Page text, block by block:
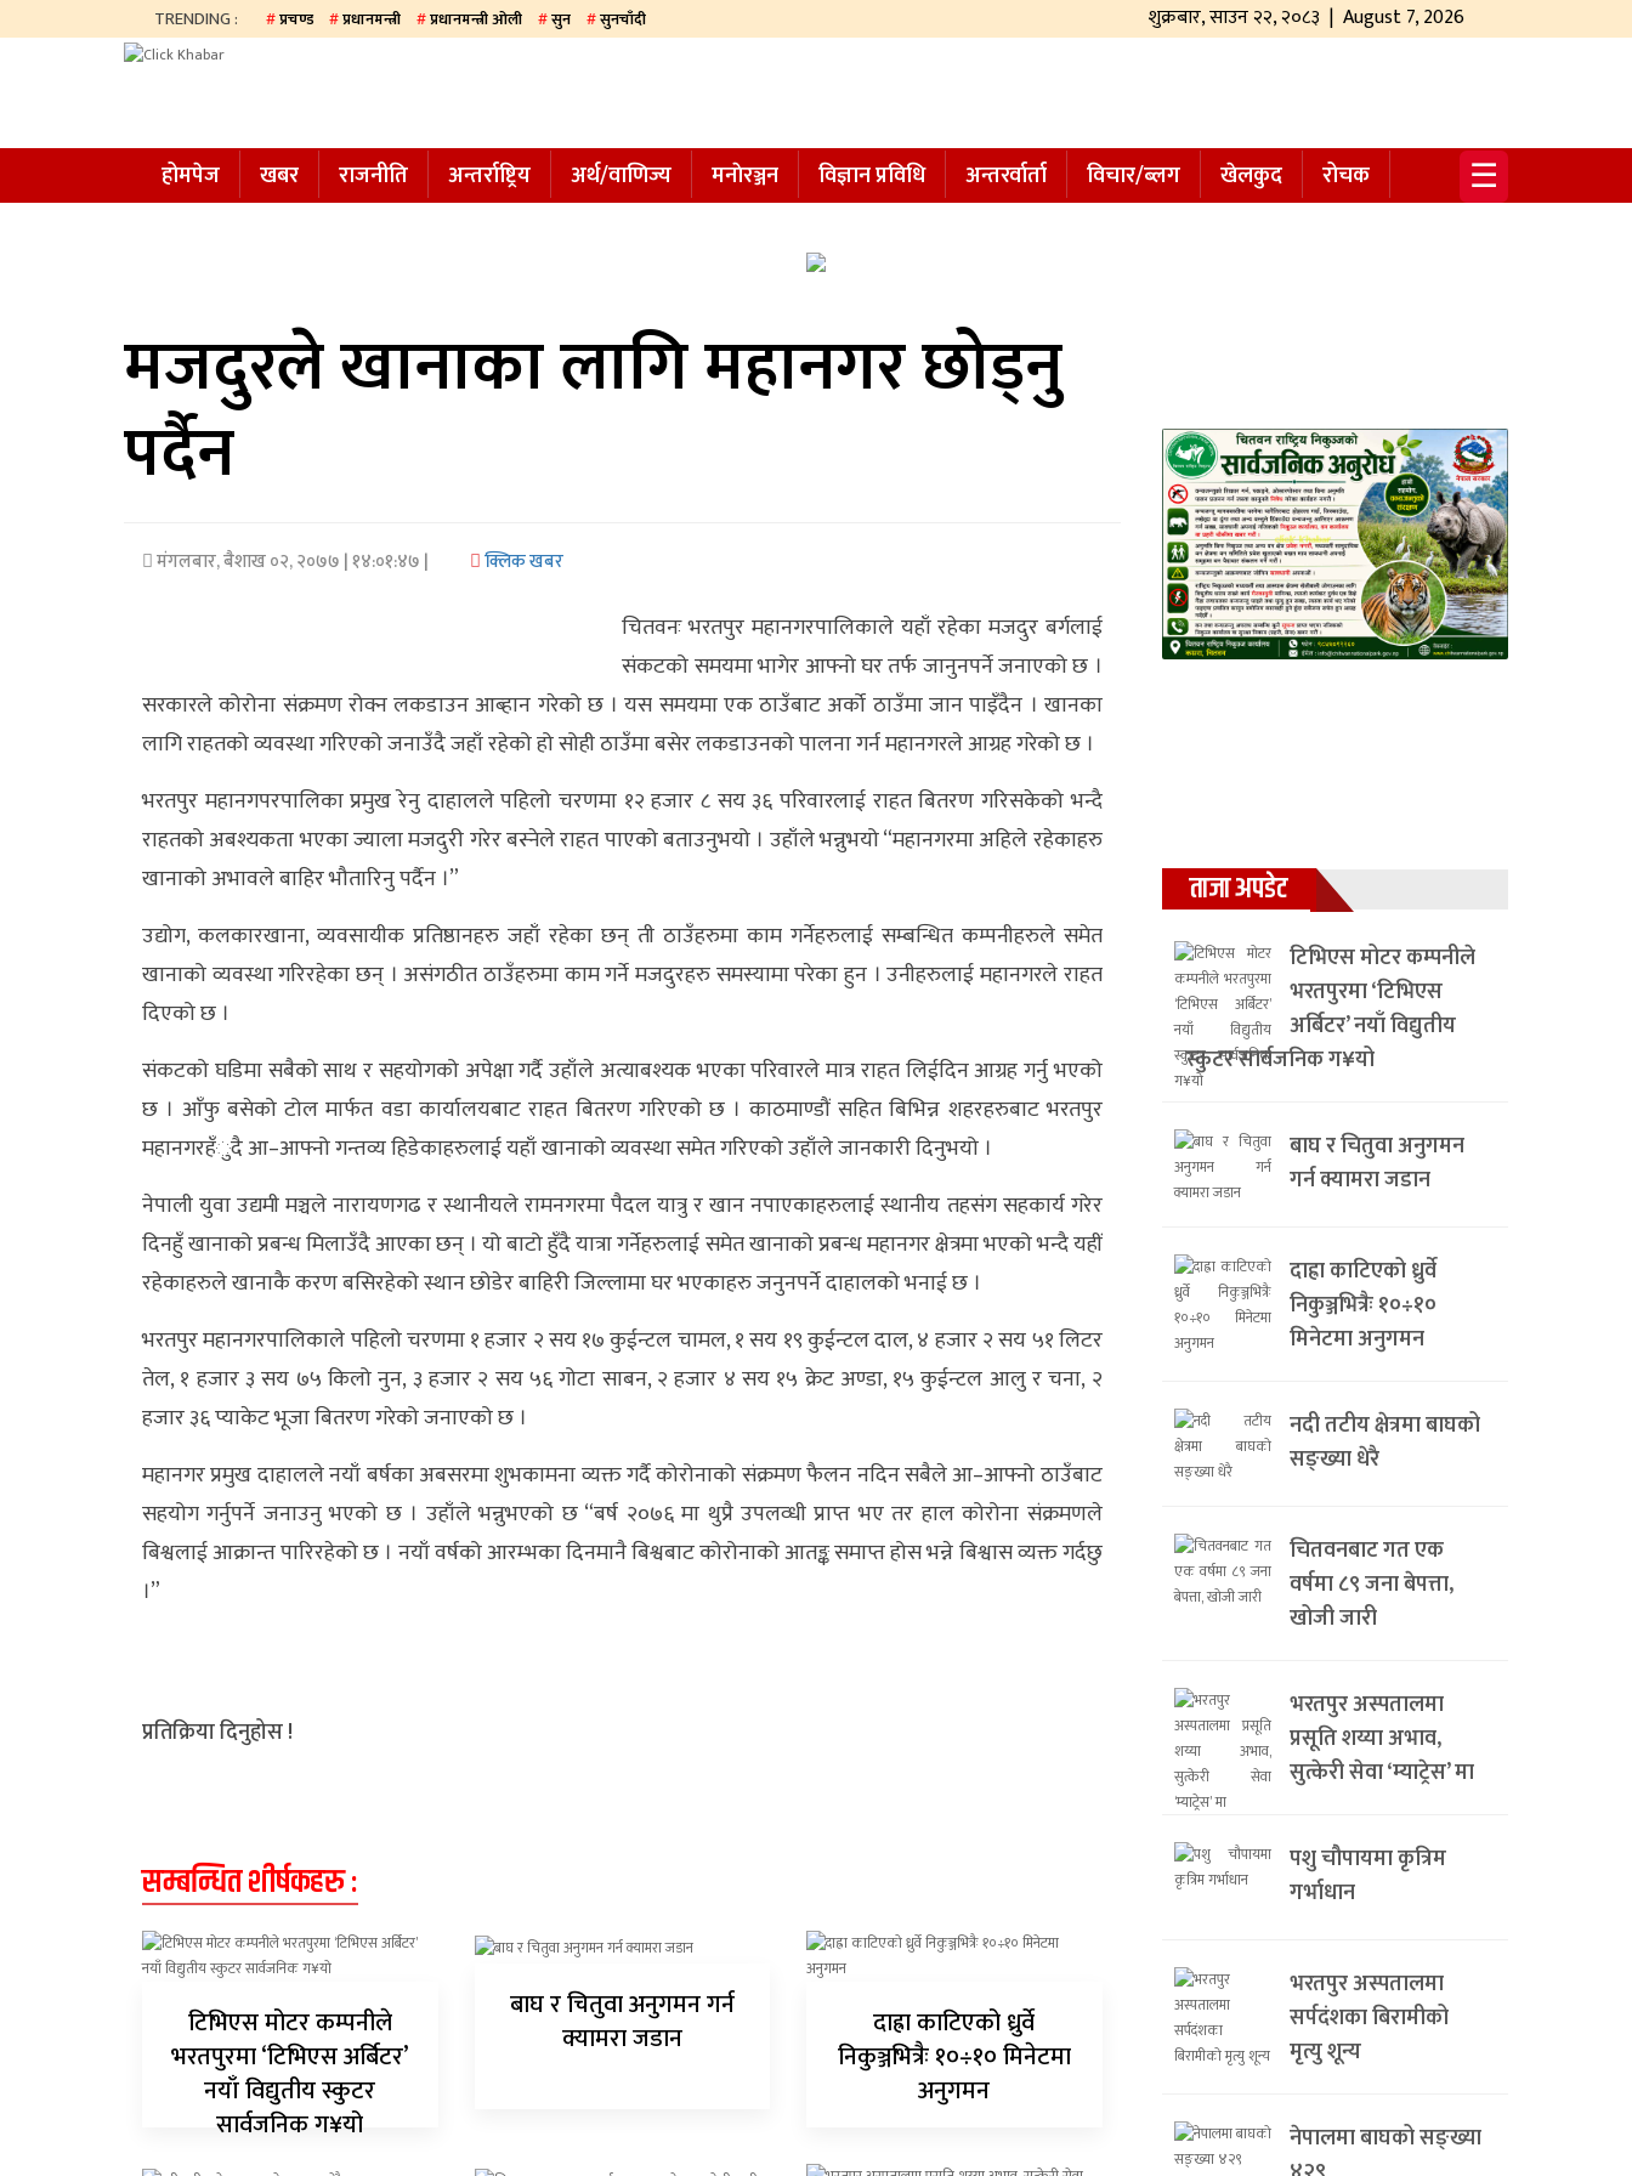
TRENDING : प्रचण्ड प्रधानमन्त्री प्रधानमन्त्री ओली सुन सुनचाँदी शुक्रबार,साउन२२,२०८३ | August 7, 2026
खबर
समाज
सम्पादकीय
☰
होमपेज खबर राजनीति अन्तर्राष्ट्रिय अर्थ/वाणिज्य मनाेरञ्जन विज्ञान प्रविधि अन्तरर्वार्ता विचार/ब्लग खेलकुद
रोचक
मजदुरले खानाका लागि महानगर छोड्नु
पर्दैन
मंगलबार, बैशाख ०२, २०७७ | १४:०१:४७ | क्लिक खबर
चितवनः भरतपुर महानगरपालिकाले यहाँ रहेका मजदुर बर्गलाई
संकटको समयमा भागेर आफ्नो घर तर्फ जानुनपर्ने जनाएको छ ।
सरकारले कोरोना संक्रमण रोक्न लकडाउन आब्हान गरेको छ । यस समयमा एक ठाउँबाट अर्को ठाउँमा जान पाइँदैन । खानका
लागि राहतको व्यवस्था गरिएको जनाउँदै जहाँ रहेको हो सोही ठाउँमा बसेर लकडाउनको पालना गर्न महानगरले आग्रह गरेको छ ।
भरतपुर महानगपरपालिका प्रमुख रेनु दाहालले पहिलो चरणमा १२ हजार ८ सय ३६ परिवारलाई राहत बितरण गरिसकेको भन्दै
राहतको अबश्यकता भएका ज्याला मजदुरी गरेर बस्नेले राहत पाएको बताउनुभयो । उहाँले भन्नुभयो “महानगरमा अहिले रहेकाहरु
खानाको अभावले बाहिर भौतारिनु पर्दैन ।”
उद्योग, कलकारखाना, व्यवसायीक प्रतिष्ठानहरु जहाँ रहेका छन् ती ठाउँहरुमा काम गर्नेहरुलाई सम्बन्धित कम्पनीहरुले समेत
खानाको व्यवस्था गरिरहेका छन् । असंगठीत ठाउँहरुमा काम गर्ने मजदुरहरु समस्यामा परेका हुन । उनीहरुलाई महानगरले राहत
दिएको छ ।
संकटको घडिमा सबैको साथ र सहयोगको अपेक्षा गर्दै उहाँले अत्याबश्यक भएका परिवारले मात्र राहत लिईदिन आग्रह गर्नु भएको
छ । आँफु बसेको टोल मार्फत वडा कार्यालयबाट राहत बितरण गरिएको छ । काठमाण्डौं सहित बिभिन्न शहरहरुबाट भरतपुर
महानगरहँुदै आ–आफ्नो गन्तव्य हिडेकाहरुलाई यहाँ खानाको व्यवस्था समेत गरिएको उहाँले जानकारी दिनुभयो ।
नेपाली युवा उद्यमी मञ्चले नारायणगढ र स्थानीयले रामनगरमा पैदल यात्रु र खान नपाएकाहरुलाई स्थानीय तहसंग सहकार्य गरेर
दिनहुँ खानाको प्रबन्ध मिलाउँदै आएका छन् । यो बाटो हुँदै यात्रा गर्नेहरुलाई समेत खानाको प्रबन्ध महानगर क्षेत्रमा भएको भन्दै यहीं
रहेकाहरुले खानाकै करण बसिरहेको स्थान छोडेर बाहिरी जिल्लामा घर भएकाहरु जनुनपर्ने दाहालको भनाई छ ।
भरतपुर महानगरपालिकाले पहिलो चरणमा १ हजार २ सय १७ कुईन्टल चामल, १ सय १९ कुईन्टल दाल, ४ हजार २ सय ५१ लिटर
तेल, १ हजार ३ सय ७५ किलो नुन, ३ हजार २ सय ५६ गोटा साबन, २ हजार ४ सय १५ क्रेट अण्डा, १५ कुईन्टल आलु र चना, २
हजार ३६ प्याकेट भूजा बितरण गरेको जनाएको छ ।
महानगर प्रमुख दाहालले नयाँ बर्षका अबसरमा शुभकामना व्यक्त गर्दै कोरोनाको संक्रमण फैलन नदिन सबैले आ–आफ्नो ठाउँबाट
सहयोग गर्नुपर्ने जनाउनु भएको छ । उहाँले भन्नुभएको छ “बर्ष २०७६ मा थुप्रै उपलव्धी प्राप्त भए तर हाल कोरोना संक्रमणले
बिश्वलाई आक्रान्त पारिरहेको छ । नयाँ वर्षको आरम्भका दिनमानै बिश्वबाट कोरोनाको आतङ्क समाप्त होस भन्ने बिश्वास व्यक्त गर्दछु
।”
प्रतिक्रिया दिनुहोस !
सम्बन्धित शीर्षकहरु :
टिभिएस मोटर कम्पनीले
भरतपुरमा ‘टिभिएस अर्बिटर’
नयाँ विद्युतीय स्कुटर
सार्वजनिक ग¥यो
बाघ र चितुवा अनुगमन गर्न
क्यामरा जडान
दाह्रा काटिएको ध्रुर्वे
निकुञ्जभित्रैः १०÷१० मिनेटमा
अनुगमन
ताजा अपडेट
टिभिएस मोटर कम्पनीले
भरतपुरमा ‘टिभिएस
अर्बिटर’ नयाँ विद्युतीय
स्कुटर सार्वजनिक ग¥यो
बाघ र चितुवा अनुगमन
गर्न क्यामरा जडान
दाह्रा काटिएको ध्रुर्वे
निकुञ्जभित्रैः १०÷१०
मिनेटमा अनुगमन
नदी तटीय क्षेत्रमा बाघको
सङ्ख्या धेरै
चितवनबाट गत एक
वर्षमा ८९ जना बेपत्ता,
खोजी जारी
भरतपुर अस्पतालमा
प्रसूति शय्या अभाव,
सुत्केरी सेवा ‘म्याट्रेस’ मा
पशु चौपायमा कृत्रिम
गर्भाधान
भरतपुर अस्पतालमा
सर्पदंशका बिरामीको
मृत्यु शून्य
नेपालमा बाघको सङ्ख्या